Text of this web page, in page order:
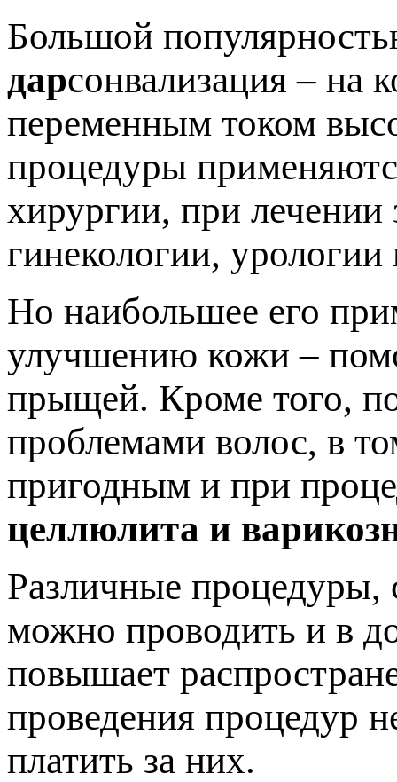
Большой
дарсонвализация – на
переменным током
процедуры
хирургии, при лечении
гинекологии, урологии
Но наибольшее его
улучшению кожи –
прыщей. Кроме того,
проблемами волос, в
пригодным и при
целлюлита и
Различные процедуры,
можно проводить и в
повышает
проведения процедур
платить за них.